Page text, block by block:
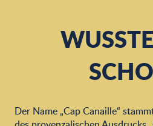
Der Name „Cap Canaille“